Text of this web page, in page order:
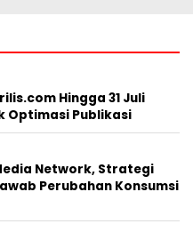
Hingga 31 Juli
Optimasi Publikasi
Network, Strategi
Perubahan Konsumsi